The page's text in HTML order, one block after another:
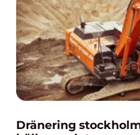
Dränering stockholm en guide till